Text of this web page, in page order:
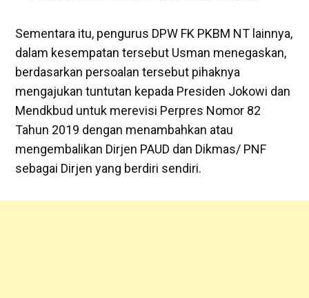
Sementara itu, pengurus DPW FK PKBM NT lainnya,
dalam kesempatan tersebut Usman menegaskan,
berdasarkan persoalan tersebut pihaknya
mengajukan tuntutan kepada Presiden Jokowi dan
Mendkbud untuk merevisi Perpres Nomor 82
Tahun 2019 dengan menambahkan atau
mengembalikan Dirjen PAUD dan Dikmas/ PNF
sebagai Dirjen yang berdiri sendiri.